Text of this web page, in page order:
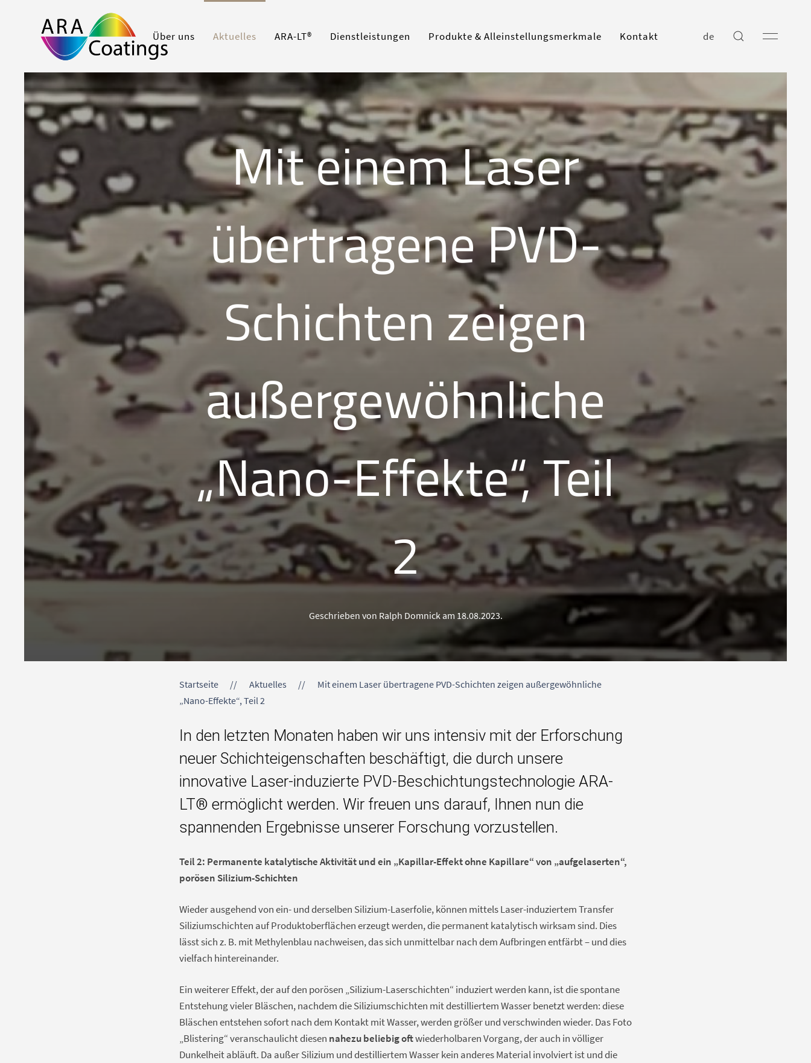
Über uns Aktuelles ARA-LT® Dienstleistungen Produkte & Alleinstellungsmerkmale Kontakt de
Mit einem Laser
übertragene PVD-
Schichten zeigen
außergewöhnliche
„Nano-Effekte“, Teil
2
Geschrieben von Ralph Domnick am 18.08.2023.
Startseite Aktuelles
Mit einem Laser übertragene PVD-Schichten zeigen außergewöhnliche
„Nano-Effekte“, Teil 2
In den letzten Monaten haben wir uns intensiv mit der Erforschung
neuer Schichteigenschaften beschäftigt, die durch unsere
innovative Laser-induzierte PVD-Beschichtungstechnologie ARA-
LT® ermöglicht werden. Wir freuen uns darauf, Ihnen nun die
spannenden Ergebnisse unserer Forschung vorzustellen.
Teil 2: Permanente katalytische Aktivität und ein „Kapillar-Effekt ohne Kapillare“ von „aufgelaserten“,
porösen Silizium-Schichten
Wieder ausgehend von ein- und derselben Silizium-Laserfolie, können mittels Laser-induziertem Transfer
Siliziumschichten auf Produktoberflächen erzeugt werden, die permanent katalytisch wirksam sind. Dies
lässt sich z. B. mit Methylenblau nachweisen, das sich unmittelbar nach dem Aufbringen entfärbt – und dies
vielfach hintereinander.
Ein weiterer Effekt, der auf den porösen „Silizium-Laserschichten“ induziert werden kann, ist die spontane
Entstehung vieler Bläschen, nachdem die Siliziumschichten mit destilliertem Wasser benetzt werden: diese
Bläschen entstehen sofort nach dem Kontakt mit Wasser, werden größer und verschwinden wieder. Das Foto
„Blistering“ veranschaulicht diesen nahezu beliebig oftwiederholbaren Vorgang, der auch in völliger
Dunkelheit abläuft. Da außer Silizium und destilliertem Wasser kein anderes Material involviert ist und die